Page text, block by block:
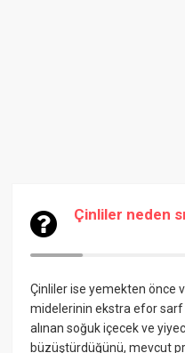
Çinliler neden
Çinliler ise yemekten önce
midelerinin ekstra efor sarf
alınan soğuk içecek ve
büzüştürdüğünü, mevcut